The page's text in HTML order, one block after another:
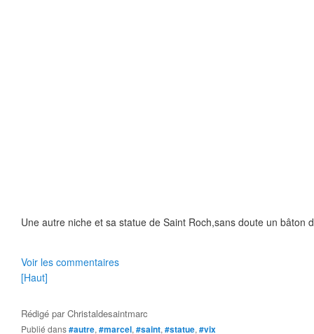
Une autre niche et sa statue de Saint Roch,sans doute un bâton
Voir les commentaires
[Haut]
Rédigé parChristaldesaintmarc
Publié dans#autre, #marcel, #saint, #statue, #vix